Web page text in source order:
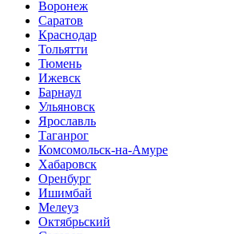
Воронеж
Саратов
Краснодар
Тольятти
Тюмень
Ижевск
Барнаул
Ульяновск
Ярославль
Таганрог
Комсомольск-на-Амуре
Хабаровск
Оренбург
Ишимбай
Мелеуз
Октябрьский